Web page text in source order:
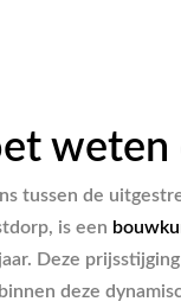
tussen de
is een
Deze
deze